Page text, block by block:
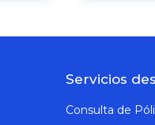
Servicios
Consulta de